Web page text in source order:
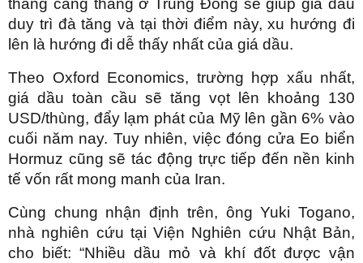
thang căng thẳng ở Trung Đông sẽ giúp giá dầu
duy trì đà tăng và tại thời điểm này, xu hướng đi
lên là hướng đi dễ thấy nhất của giá dầu.
Theo Oxford Economics, trường hợp xấu nhất,
giá dầu toàn cầu sẽ tăng vọt lên khoảng 130
USD/thùng, đẩy lạm phát của Mỹ lên gần 6% vào
cuối năm nay. Tuy nhiên, việc đóng cửa Eo biển
Hormuz cũng sẽ tác động trực tiếp đến nền kinh
tế vốn rất mong manh của Iran.
Cùng chung nhận định trên, ông Yuki Togano,
nhà nghiên cứu tại Viện Nghiên cứu Nhật Bản,
cho biết: “Nhiều dầu mỏ và khí đốt được vận